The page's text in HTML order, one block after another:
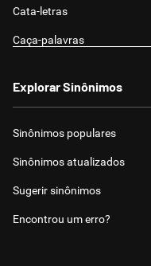
Cata-letras
Caça-palavras
Explorar Sinônimos
Sinônimos populares
Sinônimos atualizados
Sugerir sinônimos
Encontrou um erro?